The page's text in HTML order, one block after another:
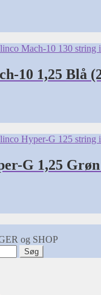
10 1,25 Blå
G 1,25
og SHOP